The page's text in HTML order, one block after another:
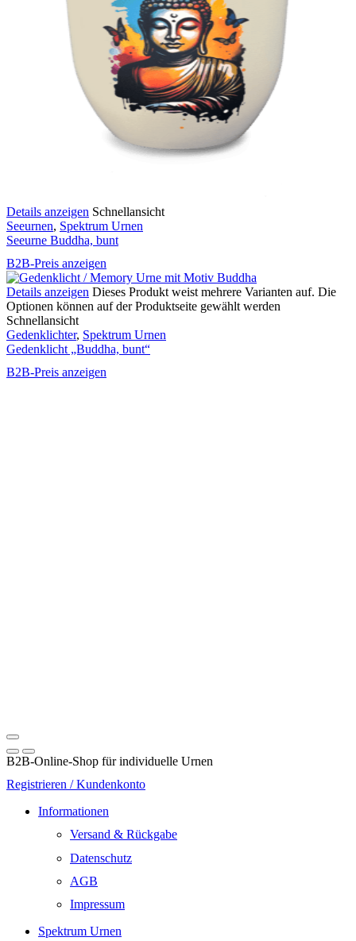
Details anzeigen Schnellansicht
Seeurnen, Spektrum Urnen
Seeurne Buddha, bunt
B2B-Preis anzeigen
Details anzeigen Dieses Produkt weist mehrere Varianten auf. Die
Optionen können auf der Produktseite gewählt werden
Schnellansicht
Gedenklichter, Spektrum Urnen
Gedenklicht „Buddha, bunt“
B2B-Preis anzeigen
B2B-Online-Shop für individuelle Urnen
Registrieren / Kundenkonto
Informationen
Versand & Rückgabe
Datenschutz
AGB
Impressum
Spektrum Urnen